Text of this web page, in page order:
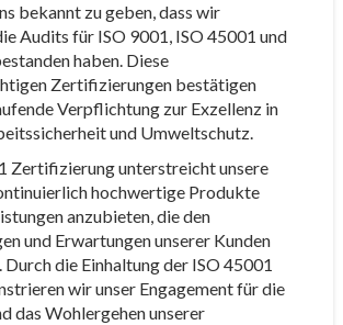
bekannt zu geben, dass wir
Audits für ISO 9001, ISO 45001 und
haben. Diese
Zertifizierungen bestätigen
Verpflichtung zur Exzellenz in
und Umweltschutz.
Zertifizierung unterstreicht unsere
hochwertige Produkte
anzubieten, die den
und Erwartungen unserer Kunden
Durch die Einhaltung der ISO 45001
wir unser Engagement für die
das Wohlergehen unserer